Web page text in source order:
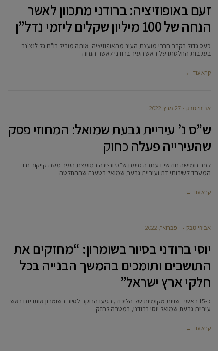
זעם באופוזיציה: ברודני מתכוון לאשר
הנחה של 100 מיליון שקלים ליזמי נדל”ן
כעס גדול בקרב חברי מועצת העיר מהאופוזיציה, אותה מוביל רו"ח גל לנצ'נר
בעקבות החלטתו של ראש העיר ברודני לאשר הנחה
קרא עוד ←
אביחי טבק 27 מרץ, 2022
ש”ס נ’ עיריית גבעת שמואל: המחוזי פסק
שהעירייה פעלה כחוק
לפני חמישה חודשים עתרה סיעת ש”ס ונציגה במועצת העיר משה קייקוב נגד
המשרד לשירותי דת ועיריית גבעת שמואל בטענה שההחלטה
קרא עוד ←
אביחי טבק 1 פברואר, 2022
יוסי ברודני בסיור בשומרון: “מחזקים את
התושבים ותומכים בהמשך הבנייה בכל
חלקי ארץ ישראל”
כ-15 ראשי רשויות מקומיות של הליכוד, הגיעו הבוקר לסיור בשומרון אותו יזם ראש
עיריית גבעת שמואל יוסי ברודני, במטרה לחזק
קרא עוד ←